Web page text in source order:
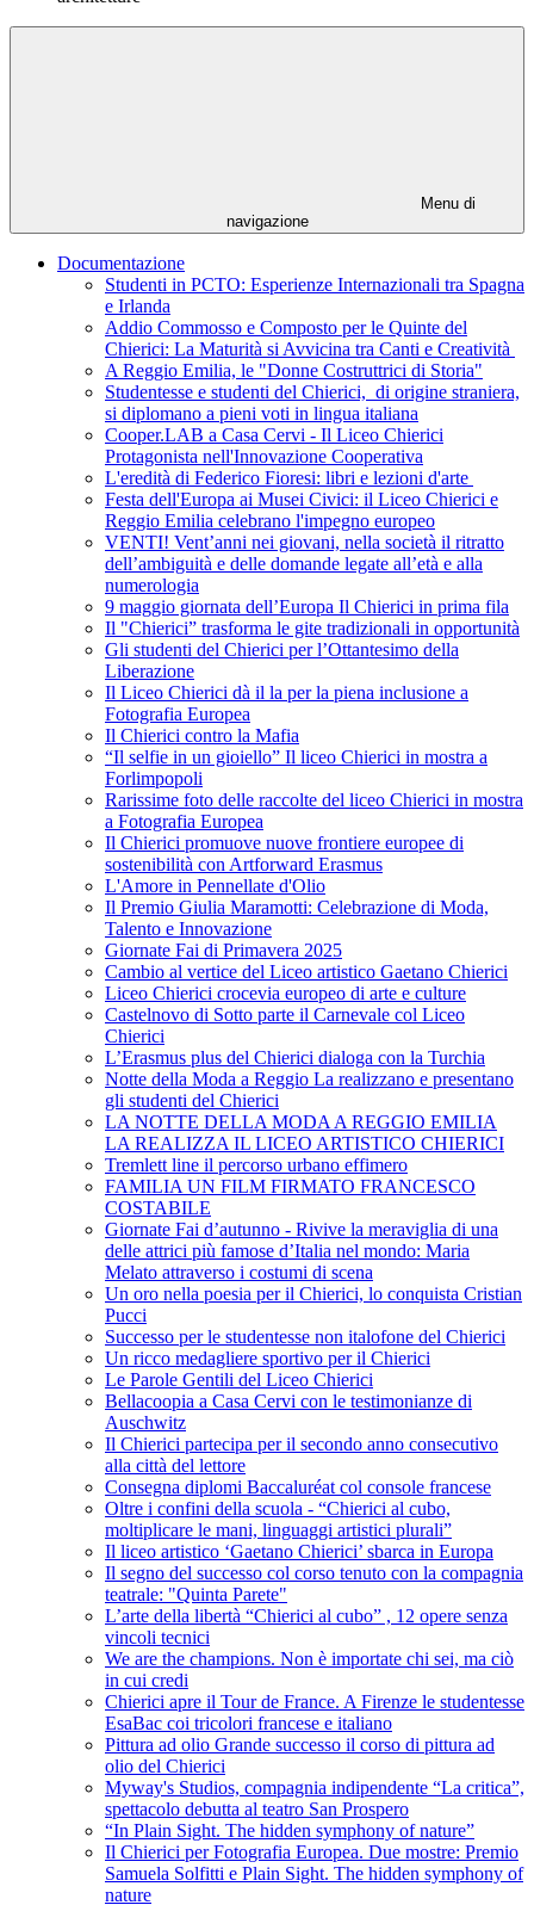
Menu di
navigazione
Documentazione
Studenti in PCTO: Esperienze Internazionali tra Spagna
e Irlanda
Addio Commosso e Composto per le Quinte del
Chierici: La Maturità si Avvicina tra Canti e Creatività
A Reggio Emilia, le "Donne Costruttrici di Storia"
Studentesse e studenti del Chierici, di origine straniera,
si diplomano a pieni voti in lingua italiana
Cooper.LAB a Casa Cervi - Il Liceo Chierici
Protagonista nell'Innovazione Cooperativa
L'eredità di Federico Fioresi: libri e lezioni d'arte
Festa dell'Europa ai Musei Civici: il Liceo Chierici e
Reggio Emilia celebrano l'impegno europeo
VENTI! Vent’anni nei giovani, nella società il ritratto
dell’ambiguità e delle domande legate all’età e alla
numerologia
9 maggio giornata dell’Europa Il Chierici in prima fila
Il "Chierici” trasforma le gite tradizionali in opportunità
Gli studenti del Chierici per l’Ottantesimo della
Liberazione
Il Liceo Chierici dà il la per la piena inclusione a
Fotografia Europea
Il Chierici contro la Mafia
“Il selfie in un gioiello” Il liceo Chierici in mostra a
Forlimpopoli
Rarissime foto delle raccolte del liceo Chierici in mostra
a Fotografia Europea
Il Chierici promuove nuove frontiere europee di
sostenibilità con Artforward Erasmus
L'Amore in Pennellate d'Olio
Il Premio Giulia Maramotti: Celebrazione di Moda,
Talento e Innovazione
Giornate Fai di Primavera 2025
Cambio al vertice del Liceo artistico Gaetano Chierici
Liceo Chierici crocevia europeo di arte e culture
Castelnovo di Sotto parte il Carnevale col Liceo
Chierici
L’Erasmus plus del Chierici dialoga con la Turchia
Notte della Moda a Reggio La realizzano e presentano
gli studenti del Chierici
LA NOTTE DELLA MODA A REGGIO EMILIA
LA REALIZZA IL LICEO ARTISTICO CHIERICI
Tremlett line il percorso urbano effimero
FAMILIA UN FILM FIRMATO FRANCESCO
COSTABILE
Giornate Fai d’autunno - Rivive la meraviglia di una
delle attrici più famose d’Italia nel mondo: Maria
Melato attraverso i costumi di scena
Un oro nella poesia per il Chierici, lo conquista Cristian
Pucci
Successo per le studentesse non italofone del Chierici
Un ricco medagliere sportivo per il Chierici
Le Parole Gentili del Liceo Chierici
Bellacoopia a Casa Cervi con le testimonianze di
Auschwitz
Il Chierici partecipa per il secondo anno consecutivo
alla città del lettore
Consegna diplomi Baccaluréat col console francese
Oltre i confini della scuola - “Chierici al cubo,
moltiplicare le mani, linguaggi artistici plurali”
Il liceo artistico ‘Gaetano Chierici’ sbarca in Europa
Il segno del successo col corso tenuto con la compagnia
teatrale: "Quinta Parete"
L’arte della libertà “Chierici al cubo” , 12 opere senza
vincoli tecnici
We are the champions. Non è importate chi sei, ma ciò
in cui credi
Chierici apre il Tour de France. A Firenze le studentesse
EsaBac coi tricolori francese e italiano
Pittura ad olio Grande successo il corso di pittura ad
olio del Chierici
Myway's Studios, compagnia indipendente “La critica”,
spettacolo debutta al teatro San Prospero
“In Plain Sight. The hidden symphony of nature”
Il Chierici per Fotografia Europea. Due mostre: Premio
Samuela Solfitti e Plain Sight. The hidden symphony of
nature